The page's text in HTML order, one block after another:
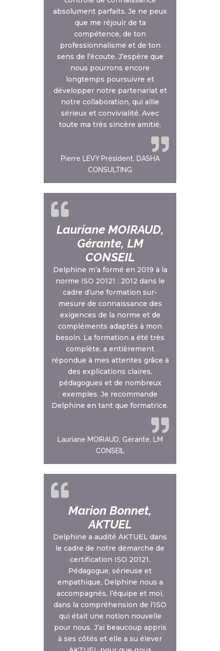
absolument parfaits. Je ne peux
que me réjouir de ta
compétence, de ton
professionnalisme et de ton
sens de l’écoute. J’espère que
nous pourrons encore
longtemps poursuivre et
développer notre partenariat et
notre collaboration, qui allie
sérieux et convivialité. Avec
toute ma très sincère amitié.
Pierre LEVY Président, DASHA
CONSULTING
Lauriane MOIRAUD,
Gérante, LM
CONSEIL
Delphine m’a formé en 2019 à la
norme ISO 20121 : 2012 dans le
cadre d’une formation sur-
mesure de connaissance des
exigences de la norme et de
compléments adaptés à mon
besoin. La formation a été très
complète, a entièrement
répondue à mes attentes grâce à
des explications claires,
pédagogues et de nombreux
exemples. Je recommande
Delphine en tant que formatrice.
Lauriane MOIRAUD, Gérante, LM
CONSEIL
Marion Bonnet,
AKTUEL
Delphine a audité AKTUEL dans
le cadre de notre démarche de
certification ISO 20121.
Pédagogue, sérieuse et
empathique, Delphine nous a
accompagnés, l’équipe et moi,
dans la compréhension de l’ISO
qui était une notion nouvelle
pour nous. J’ai beaucoup appris
à ses côtés et elle a su élever